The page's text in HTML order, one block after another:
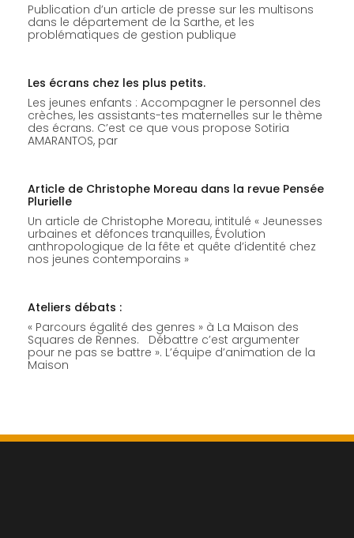
Publication d’un article de presse sur les multisons
dans le département de la Sarthe, et les
problématiques de gestion publique
Les écrans chez les plus petits.
Les jeunes enfants : Accompagner le personnel des
crèches, les assistants-tes maternelles sur le thème
des écrans. C’est ce que vous propose Sotiria
AMARANTOS, par
Article de Christophe Moreau dans la revue Pensée
Plurielle
Un article de Christophe Moreau, intitulé « Jeunesses
urbaines et défonces tranquilles, Évolution
anthropologique de la fête et quête d’identité chez
nos jeunes contemporains »
Ateliers débats :
« Parcours égalité des genres » à La Maison des
Squares de Rennes. Débattre c’est argumenter
pour ne pas se battre ». L’équipe d’animation de la
Maison